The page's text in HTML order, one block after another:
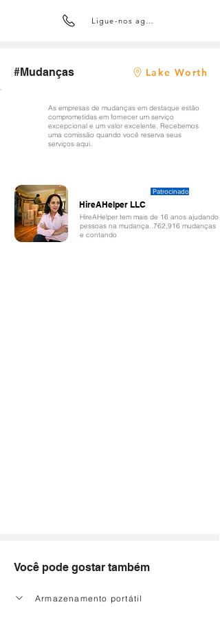
Ligue-nos agora
#Mudanças Lake Worth
As empresas de mudanças em destaque estão
comprometidas em fornecer um serviço
excepcional e um valor excelente. Recebemos
uma comissão quando você reserva seus
serviços aqui.
HireAHelper LLC
Patrocinado
HireAHelper tem mais de 16 anos ajudando
pessoas na mudança..762,916 mudanças
e contando
Você pode gostar também
Armazenamento portátil